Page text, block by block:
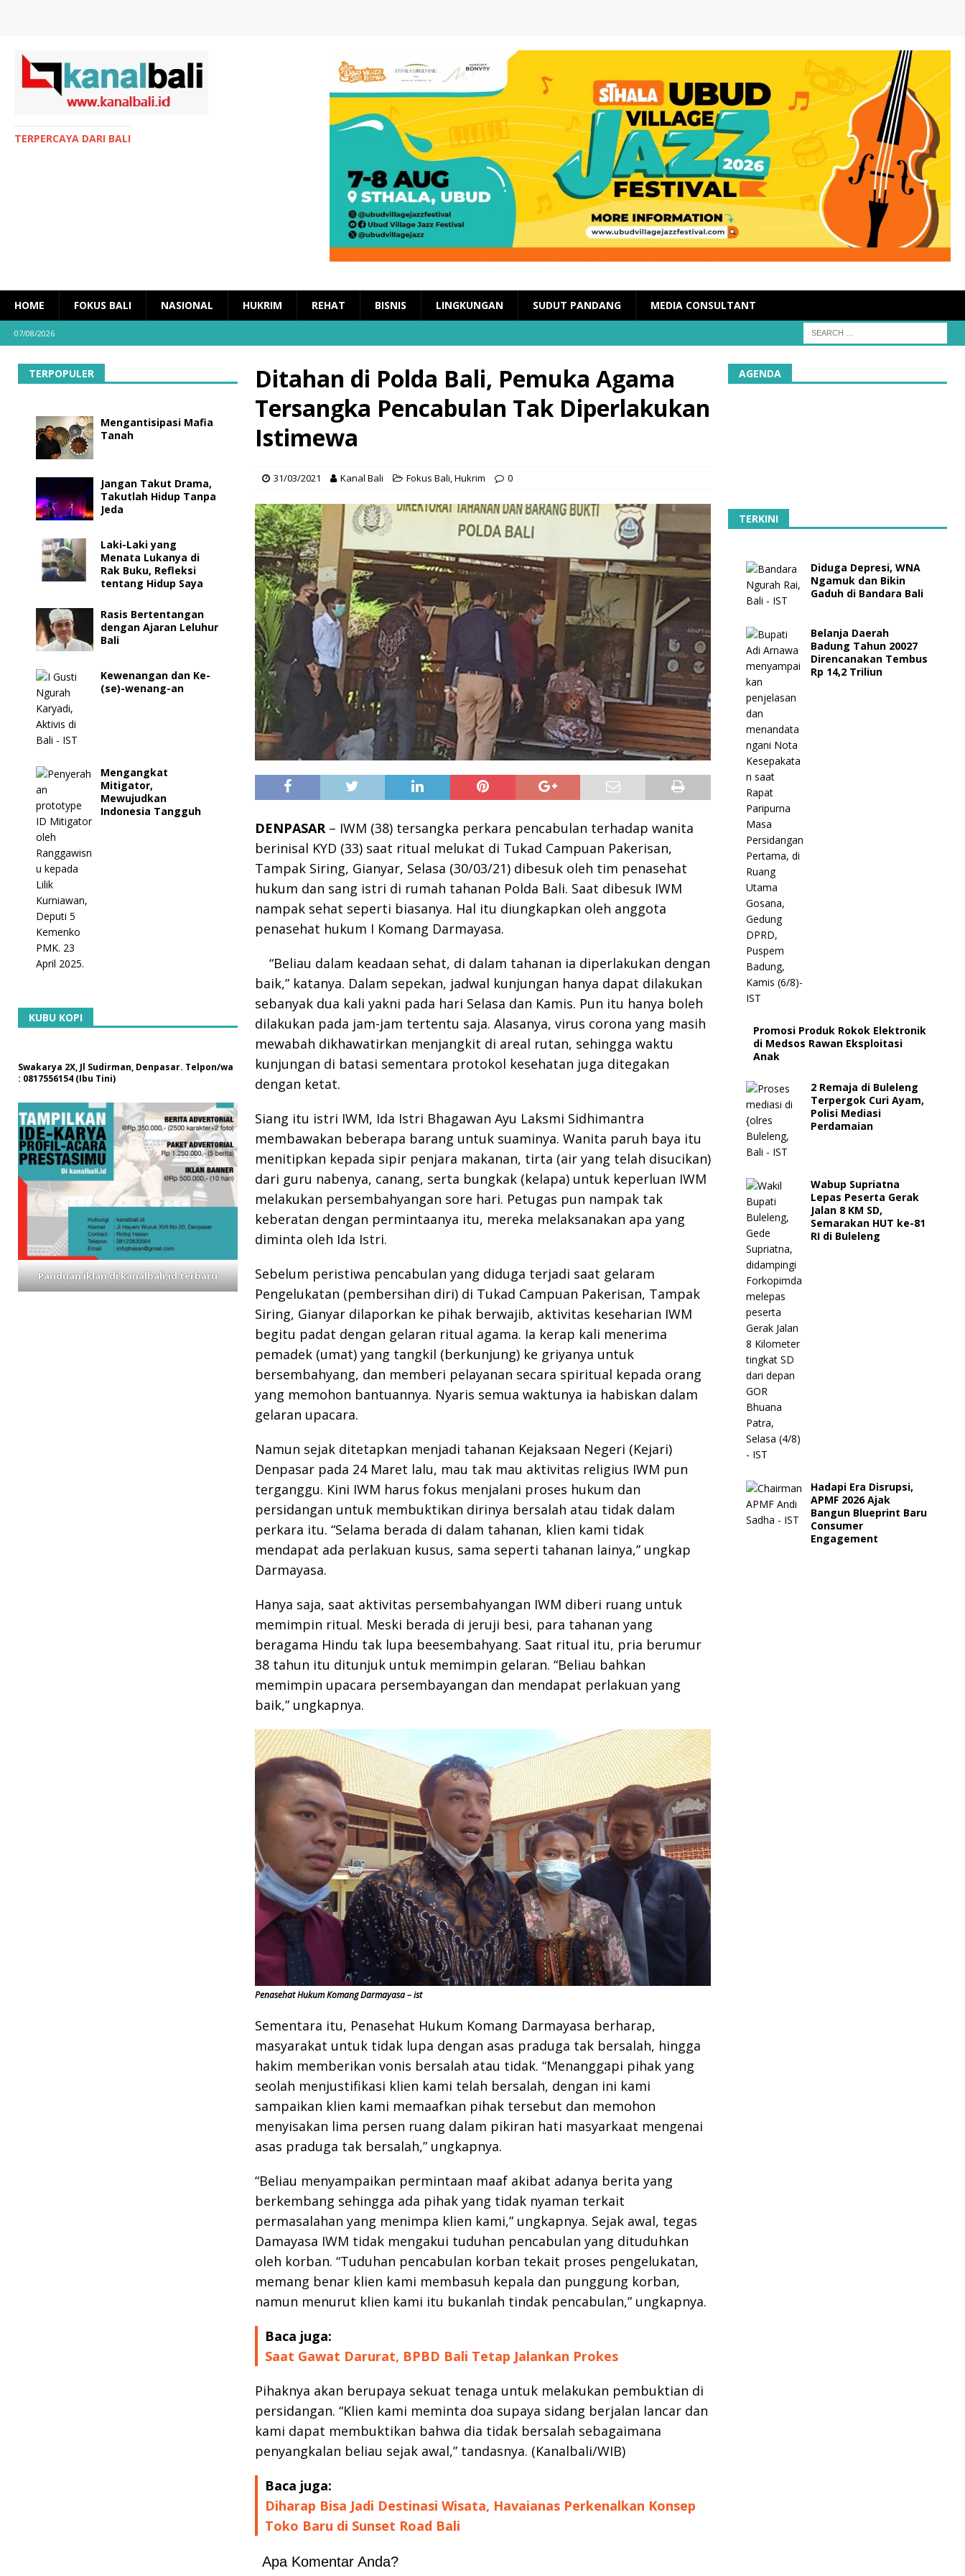
TERPERCAYA DARI BALI
HOME FOKUS BALI NASIONAL HUKRIM REHAT BISNIS LINGKUNGAN SUDUT PANDANG MEDIA CONSULTANT
07/08/2026
Ditahan di Polda Bali, Pemuka Agama
Tersangka Pencabulan Tak Diperlakukan
Istimewa
31/03/2021 Kanal Bali Fokus Bali Hukrim 0
DENPASAR– IWM (38) tersangka perkara pencabulan terhadap wanita
berinisal KYD (33) saat ritual melukat di Tukad Campuan Pakerisan,
Tampak Siring, Gianyar, Selasa (30/03/21) dibesuk oleh tim penasehat
hukum dan sang istri di rumah tahanan Polda Bali. Saat dibesuk IWM
nampak sehat seperti biasanya. Hal itu diungkapkan oleh anggota
penasehat hukum I Komang Darmayasa.
“Beliau dalam keadaan sehat, di dalam tahanan ia diperlakukan dengan
baik,” katanya. Dalam sepekan, jadwal kunjungan hanya dapat dilakukan
sebanyak dua kali yakni pada hari Selasa dan Kamis. Pun itu hanya boleh
dilakukan pada jam-jam tertentu saja. Alasanya, virus corona yang masih
mewabah dikhawatirkan menjangkit di areal rutan, sehingga waktu
kunjungan di batasi sementara protokol kesehatan juga ditegakan
dengan ketat.
Siang itu istri IWM, Ida Istri Bhagawan Ayu Laksmi Sidhimantra
membawakan beberapa barang untuk suaminya. Wanita paruh baya itu
menitipkan kepada sipir penjara makanan, tirta (air yang telah disucikan)
dari guru nabenya, canang, serta bungkak (kelapa) untuk keperluan IWM
melakukan persembahyangan sore hari. Petugas pun nampak tak
keberatan dengan permintaanya itu, mereka melaksanakan apa yang
diminta oleh Ida Istri.
Sebelum peristiwa pencabulan yang diduga terjadi saat gelaram
Pengelukatan (pembersihan diri) di Tukad Campuan Pakerisan, Tampak
Siring, Gianyar dilaporkan ke pihak berwajib, aktivitas keseharian IWM
begitu padat dengan gelaran ritual agama. Ia kerap kali menerima
pemadek (umat) yang tangkil (berkunjung) ke griyanya untuk
bersembahyang, dan memberi pelayanan secara spiritual kepada orang
yang memohon bantuannya. Nyaris semua waktunya ia habiskan dalam
gelaran upacara.
Namun sejak ditetapkan menjadi tahanan Kejaksaan Negeri (Kejari)
Denpasar pada 24 Maret lalu, mau tak mau aktivitas religius IWM pun
terganggu. Kini IWM harus fokus menjalani proses hukum dan
persidangan untuk membuktikan dirinya bersalah atau tidak dalam
perkara itu. “Selama berada di dalam tahanan, klien kami tidak
mendapat ada perlakuan kusus, sama seperti tahanan lainya,” ungkap
Darmayasa.
Hanya saja, saat aktivitas persembahyangan IWM diberi ruang untuk
memimpin ritual. Meski berada di jeruji besi, para tahanan yang
beragama Hindu tak lupa beesembahyang. Saat ritual itu, pria berumur
38 tahun itu ditunjuk untuk memimpin gelaran. “Beliau bahkan
memimpin upacara persembayangan dan mendapat perlakuan yang
baik,” ungkapnya.
Penasehat Hukum Komang Darmayasa – ist
Sementara itu, Penasehat Hukum Komang Darmayasa berharap,
masyarakat untuk tidak lupa dengan asas praduga tak bersalah, hingga
hakim memberikan vonis bersalah atau tidak. “Menanggapi pihak yang
seolah menjustifikasi klien kami telah bersalah, dengan ini kami
sampaikan klien kami memaafkan pihak tersebut dan memohon
menyisakan lima persen ruang dalam pikiran hati masyarkaat mengenai
asas praduga tak bersalah,” ungkapnya.
“Beliau menyampaikan permintaan maaf akibat adanya berita yang
berkembang sehingga ada pihak yang tidak nyaman terkait
permasalahan yang menimpa klien kami,” ungkapnya. Sejak awal, tegas
Damayasa IWM tidak mengakui tuduhan pencabulan yang dituduhkan
oleh korban. “Tuduhan pencabulan korban tekait proses pengelukatan,
memang benar klien kami membasuh kepala dan punggung korban,
namun menurut klien kami itu bukanlah tindak pencabulan,” ungkapnya.
Baca juga:
Saat Gawat Darurat, BPBD Bali Tetap Jalankan Prokes
Pihaknya akan berupaya sekuat tenaga untuk melakukan pembuktian di
persidangan. “Klien kami meminta doa supaya sidang berjalan lancar dan
kami dapat membuktikan bahwa dia tidak bersalah sebagaimana
penyangkalan beliau sejak awal,” tandasnya. (Kanalbali/WIB)
Baca juga:
Diharap Bisa Jadi Destinasi Wisata, Havaianas Perkenalkan Konsep
Toko Baru di Sunset Road Bali
Apa Komentar Anda?
TERPOPULER
Mengantisipasi Mafia
Tanah
Jangan Takut Drama,
Takutlah Hidup Tanpa
Jeda
Laki-Laki yang
Menata Lukanya di
Rak Buku, Refleksi
tentang Hidup Saya
Rasis Bertentangan
dengan Ajaran Leluhur
Bali
Kewenangan dan Ke-
(se)-wenang-an
Mengangkat
Mitigator,
Mewujudkan
Indonesia Tangguh
KUBU KOPI
Swakarya 2X, Jl Sudirman, Denpasar. Telpon/wa
: 0817556154 (Ibu Tini)
Panduan iklan di kanalbali,id terbaru
AGENDA
TERKINI
Diduga Depresi, WNA
Ngamuk dan Bikin
Gaduh di Bandara Bali
Belanja Daerah
Badung Tahun 20027
Direncanakan Tembus
Rp 14,2 Triliun
Promosi Produk Rokok Elektronik
di Medsos Rawan Eksploitasi
Anak
2 Remaja di Buleleng
Terpergok Curi Ayam,
Polisi Mediasi
Perdamaian
Wabup Supriatna
Lepas Peserta Gerak
Jalan 8 KM SD,
Semarakan HUT ke-81
RI di Buleleng
Hadapi Era Disrupsi,
APMF 2026 Ajak
Bangun Blueprint Baru
Consumer
Engagement